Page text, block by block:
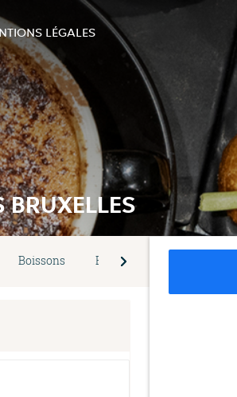
LÉGALES
Boissons Bières